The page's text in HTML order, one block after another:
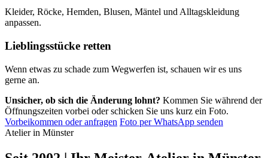
Kleider, Röcke, Hemden, Blusen, Mäntel und Alltagskleidung
anpassen.
Lieblingsstücke retten
Wenn etwas zu schade zum Wegwerfen ist, schauen wir es uns
gerne an.
Unsicher, ob sich die Änderung lohnt? Kommen Sie während der
Öffnungszeiten vorbei oder schicken Sie uns kurz ein Foto.
Vorbeikommen oder anfragen Foto per WhatsApp senden
Atelier in Münster